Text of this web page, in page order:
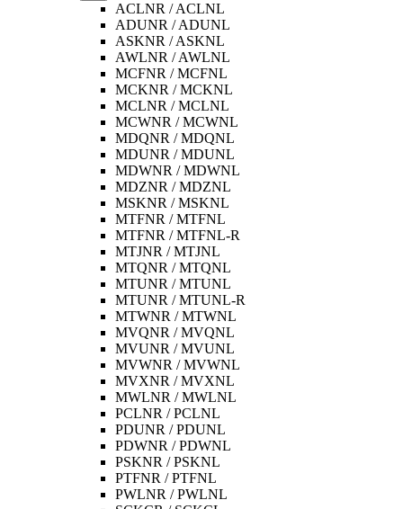
ACLNR / ACLNL
ADUNR / ADUNL
ASKNR / ASKNL
AWLNR / AWLNL
MCFNR / MCFNL
MCKNR / MCKNL
MCLNR / MCLNL
MCWNR / MCWNL
MDQNR / MDQNL
MDUNR / MDUNL
MDWNR / MDWNL
MDZNR / MDZNL
MSKNR / MSKNL
MTFNR / MTFNL
MTFNR / MTFNL-R
MTJNR / MTJNL
MTQNR / MTQNL
MTUNR / MTUNL
MTUNR / MTUNL-R
MTWNR / MTWNL
MVQNR / MVQNL
MVUNR / MVUNL
MVWNR / MVWNL
MVXNR / MVXNL
MWLNR / MWLNL
PCLNR / PCLNL
PDUNR / PDUNL
PDWNR / PDWNL
PSKNR / PSKNL
PTFNR / PTFNL
PWLNR / PWLNL